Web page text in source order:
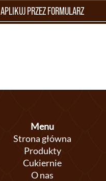
APLIKUJ PRZEZ FORMULARZ
Menu
Strona główna
Produkty
Cukiernie
O nas